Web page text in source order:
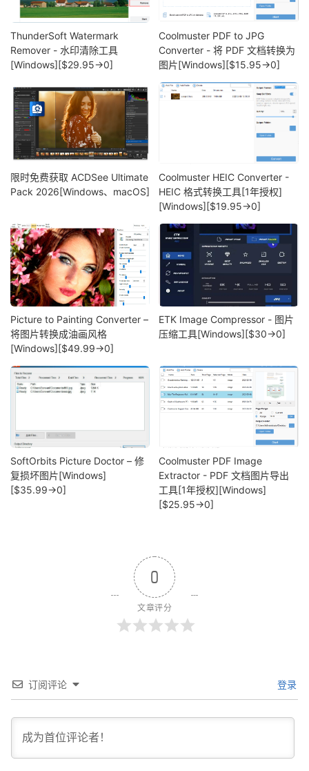
ThunderSoft Watermark
Remover - 水印清除工具
[Windows][$29.95→0]
Coolmuster PDF to JPG
Converter - 将 PDF 文档转换为
图片[Windows][$15.95→0]
限时免费获取 ACDSee Ultimate
Pack 2026[Windows、macOS]
Coolmuster HEIC Converter -
HEIC 格式转换工具[1年授权]
[Windows][$19.95→0]
Picture to Painting Converter –
将图片转换成油画风格
[Windows][$49.99→0]
ETK Image Compressor - 图片
压缩工具[Windows][$30→0]
SoftOrbits Picture Doctor – 修
复损坏图片[Windows]
[$35.99→0]
Coolmuster PDF Image
Extractor - PDF 文档图片导出
工具[1年授权][Windows]
[$25.95→0]
0
文章评分
订阅评论 登录